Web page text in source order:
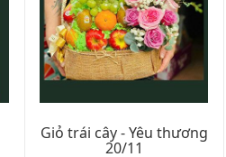
Giỏ trái cây - Yêu thương
20/11